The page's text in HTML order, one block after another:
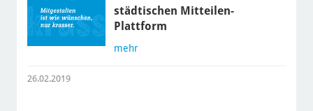
städtischen Mitteilen-
Plattform
mehr
26.02.2019